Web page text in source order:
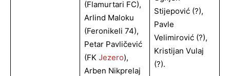
(Flamurtari FC),
Arlind Maloku
(Feronikeli 74),
Petar Pavličević
(FK Jezero),
Arben Nikprelaj
Stijepović (?),
Pavle
Velimirović (?),
Kristijan Vulaj
(?).